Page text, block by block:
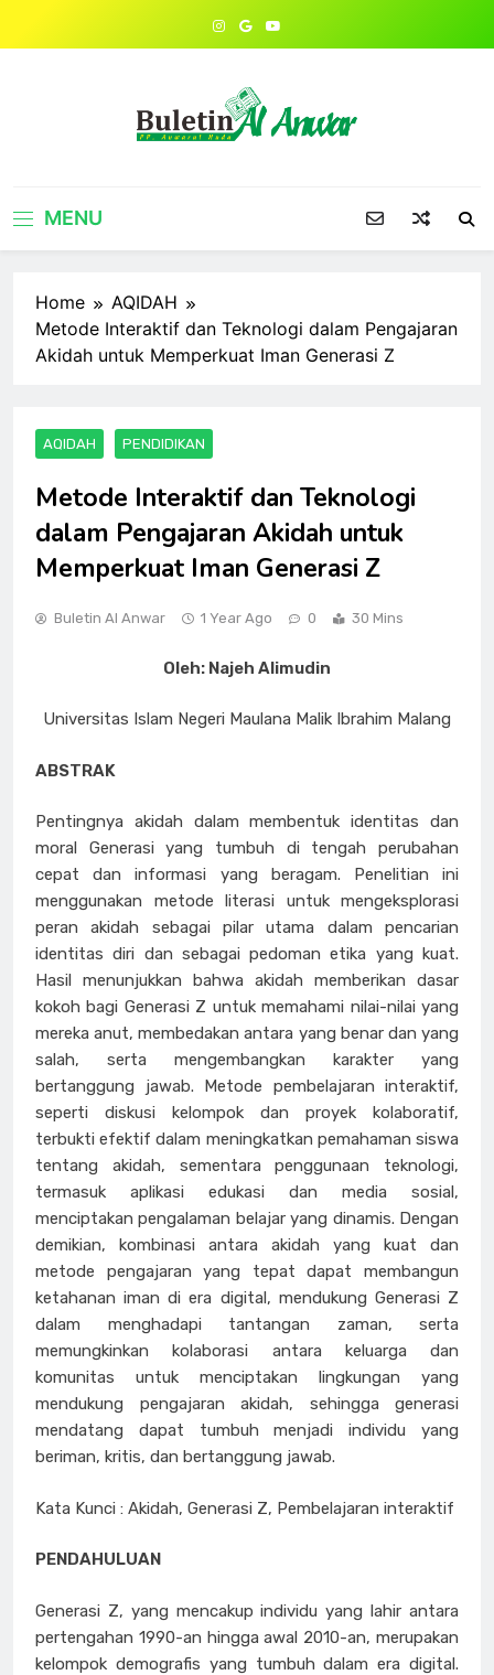
MENU
Home
AQIDAH
Metode Interaktif dan Teknologi dalam Pengajaran
Akidah untuk Memperkuat Iman Generasi Z
AQIDAH PENDIDIKAN
Metode Interaktif dan Teknologi
dalam Pengajaran Akidah untuk
Memperkuat Iman Generasi Z
Buletin Al Anwar 1 Year Ago 0 30 Mins
Oleh: Najeh Alimudin
Universitas Islam Negeri Maulana Malik Ibrahim Malang
ABSTRAK
Pentingnya akidah dalam membentuk identitas dan
moral Generasi yang tumbuh di tengah perubahan
cepat dan informasi yang beragam. Penelitian ini
menggunakan metode literasi untuk mengeksplorasi
peran akidah sebagai pilar utama dalam pencarian
identitas diri dan sebagai pedoman etika yang kuat.
Hasil menunjukkan bahwa akidah memberikan dasar
kokoh bagi Generasi Z untuk memahami nilai-nilai yang
mereka anut, membedakan antara yang benar dan yang
salah, serta mengembangkan karakter yang
bertanggung jawab. Metode pembelajaran interaktif,
seperti diskusi kelompok dan proyek kolaboratif,
terbukti efektif dalam meningkatkan pemahaman siswa
tentang akidah, sementara penggunaan teknologi,
termasuk aplikasi edukasi dan media sosial,
menciptakan pengalaman belajar yang dinamis. Dengan
demikian, kombinasi antara akidah yang kuat dan
metode pengajaran yang tepat dapat membangun
ketahanan iman di era digital, mendukung Generasi Z
dalam menghadapi tantangan zaman, serta
memungkinkan kolaborasi antara keluarga dan
komunitas untuk menciptakan lingkungan yang
mendukung pengajaran akidah, sehingga generasi
mendatang dapat tumbuh menjadi individu yang
beriman, kritis, dan bertanggung jawab.
Kata Kunci : Akidah, Generasi Z, Pembelajaran interaktif
PENDAHULUAN
Generasi Z, yang mencakup individu yang lahir antara
pertengahan 1990-an hingga awal 2010-an, merupakan
kelompok demografis yang tumbuh dalam era digital.